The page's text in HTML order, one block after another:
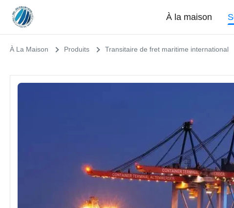
À la maison
À La Maison Produits Transitaire de fret maritime international